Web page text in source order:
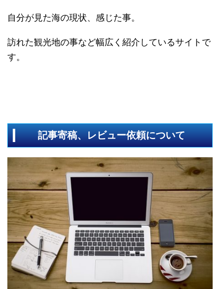
自分が見た海の現状、感じた事。
訪れた観光地の事など幅広く紹介しているサイトで
す。
記事寄稿、レビュー依頼について